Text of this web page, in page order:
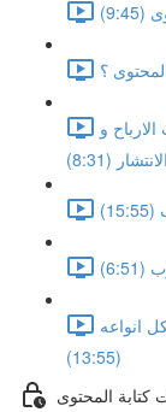
و
(8:31)
انواعه
(13:55)
كتابة المحتوى